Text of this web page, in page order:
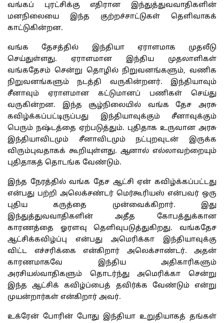
வங்கப் புரட்சிக்கு எதிரான இந்துத்துவவாதிகளின்
மனநிலையை இந்த குற்றச்சாட்டுகள் தெளிவாகக்
காட்டுகின்றன.
வங்க தேசத்தில் இந்தியா ஏராளமாக முதலீடு
செய்துள்ளது. ஏராளமான இந்திய முதலாளிகள்
வங்கதேசம் சென்று தொழில் நிறுவனங்களும், வணிக
நிறுவனங்களும் நடத்தி வருகின்றனர். இந்தியாவும்
சீனாவும் ஏராளமான கட்டுமானப் பணிகள் செய்து
வருகின்றன. இந்த சூழ்நிலையில் வங்க தேச அரசு
கவிழ்க்கப்பட்டிருப்பது இந்தியாவுக்கும் சீனாவுக்கும்
பெரும் நஷ்டத்தை ஏற்படுத்தும். புதிதாக உருவான அரசு
இந்தியாவிடமும் சீனாவிடமும் நட்புறவுடன் இருக்க
விரும்புவதாகக் கூறியுள்ளது. ஆனால் எல்லாவற்றையும்
புதிதாகத் தொடங்க வேண்டும்.
இந்த நேரத்தில் வங்க தேச ஆட்சி ஏன் கவிழ்க்கப்பட்டது
என்பது பற்றி அலெக்சண்டர் மெர்கூரியஸ் என்பவர் ஒரு
புதிய கருத்தை முன்வைக்கிறார். இது
இந்துத்துவவாதிகளின் அதீத கோபத்துக்கான
காரணத்தை ஓரளவு தெளிவுபடுத்துகிறது. வங்கதேச
ஆட்சிக்கவிழ்ப்பு என்பது அமெரிக்கா இந்தியாவுக்கு
விட்ட எச்சரிக்கை என்கிறார் அலெக்சாண்டர். அதன்
காரணமாகவே இந்திய அதிகாரிகளும்
அரசியல்வாதிகளும் தொடர்ந்து அமெரிக்கா சென்று
இந்த ஆட்சிக் கவிழ்ப்பைத் தவிர்க்க வேண்டும் என்று
முயன்றார்கள் என்கிறார் அவர்.
உக்ரேன் போரின் போது இந்தியா உறுதியாகத் தங்கள்